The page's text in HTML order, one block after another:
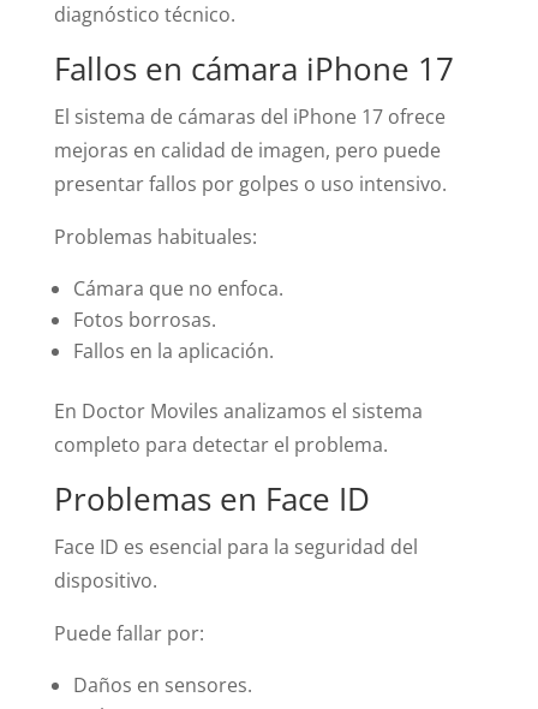
diagnóstico técnico.
Fallos en cámara iPhone 17
El sistema de cámaras del iPhone 17 ofrece
mejoras en calidad de imagen, pero puede
presentar fallos por golpes o uso intensivo.
Problemas habituales:
Cámara que no enfoca.
Fotos borrosas.
Fallos en la aplicación.
En Doctor Moviles analizamos el sistema
completo para detectar el problema.
Problemas en Face ID
Face ID es esencial para la seguridad del
dispositivo.
Puede fallar por:
Daños en sensores.